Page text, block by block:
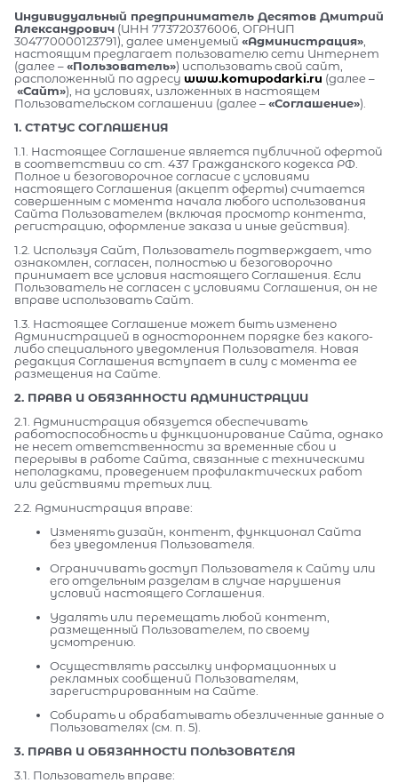
Индивидуальный предприниматель Десятов Дмитрий
Александрович (ИНН 773720376006, ОГРНИП
304770000123791), далее именуемый «Администрация»
настоящим предлагает пользователю сети Интернет
(далее –«Пользователь») использовать свой сайт,
расположенный по адресу www.komupodarki.ru (далее –
«Сайт»), на условиях, изложенных в настоящем
Пользовательском соглашении (далее –«Соглашение»).
1. СТАТУС СОГЛАШЕНИЯ
1.1. Настоящее Соглашение является публичной офертой
в соответствии со ст. 437 Гражданского кодекса РФ.
Полное и безоговорочное согласие с условиями
настоящего Соглашения (акцепт оферты) считается
совершенным с момента начала любого использования
Сайта Пользователем (включая просмотр контента,
регистрацию, оформление заказа и иные действия).
1.2. Используя Сайт, Пользователь подтверждает, что
ознакомлен, согласен, полностью и безоговорочно
принимает все условия настоящего Соглашения. Если
Пользователь не согласен с условиями Соглашения, он не
вправе использовать Сайт.
1.3. Настоящее Соглашение может быть изменено
Администрацией в одностороннем порядке без какого-
либо специального уведомления Пользователя. Новая
редакция Соглашения вступает в силу с момента ее
размещения на Сайте.
2. ПРАВА И ОБЯЗАННОСТИ АДМИНИСТРАЦИИ
2.1. Администрация обязуется обеспечивать
работоспособность и функционирование Сайта, однако
не несет ответственности за временные сбои и
перерывы в работе Сайта, связанные с техническими
неполадками, проведением профилактических работ
или действиями третьих лиц.
2.2. Администрация вправе:
Изменять дизайн, контент, функционал Сайта
без уведомления Пользователя.
Ограничивать доступ Пользователя к Сайту или
его отдельным разделам в случае нарушения
условий настоящего Соглашения.
Удалять или перемещать любой контент,
размещенный Пользователем, по своему
усмотрению.
Осуществлять рассылку информационных и
рекламных сообщений Пользователям,
зарегистрированным на Сайте.
Собирать и обрабатывать обезличенные данные о
Пользователях (см. п. 5).
3. ПРАВА И ОБЯЗАННОСТИ ПОЛЬЗОВАТЕЛЯ
3.1. Пользователь вправе: